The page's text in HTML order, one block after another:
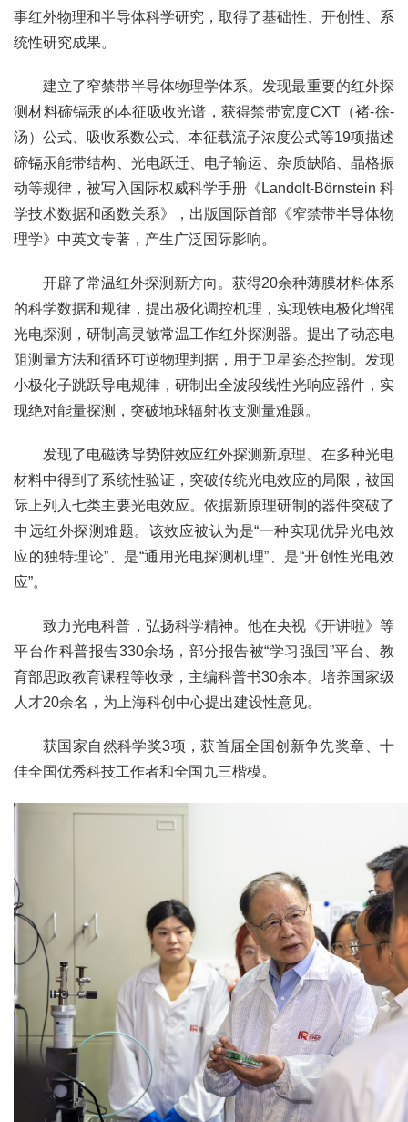
事红外物理和半导体科学研究，取得了基础性、开创性、系
统性研究成果。
建立了窄禁带半导体物理学体系。发现最重要的红外探
测材料碲镉汞的本征吸收光谱，获得禁带宽度CXT（褚-徐-
汤）公式、吸收系数公式、本征载流子浓度公式等19项描述
碲镉汞能带结构、光电跃迁、电子输运、杂质缺陷、晶格振
动等规律，被写入国际权威科学手册《Landolt-Börnstein 科
学技术数据和函数关系》，出版国际首部《窄禁带半导体物
理学》中英文专著，产生广泛国际影响。
开辟了常温红外探测新方向。获得20余种薄膜材料体系
的科学数据和规律，提出极化调控机理，实现铁电极化增强
光电探测，研制高灵敏常温工作红外探测器。提出了动态电
阻测量方法和循环可逆物理判据，用于卫星姿态控制。发现
小极化子跳跃导电规律，研制出全波段线性光响应器件，实
现绝对能量探测，突破地球辐射收支测量难题。
发现了电磁诱导势阱效应红外探测新原理。在多种光电
材料中得到了系统性验证，突破传统光电效应的局限，被国
际上列入七类主要光电效应。依据新原理研制的器件突破了
中远红外探测难题。该效应被认为是“一种实现优异光电效
应的独特理论”、是“通用光电探测机理”、是“开创性光电效
应”。
致力光电科普，弘扬科学精神。他在央视《开讲啦》等
平台作科普报告330余场，部分报告被“学习强国”平台、教
育部思政教育课程等收录，主编科普书30余本。培养国家级
人才20余名，为上海科创中心提出建设性意见。
获国家自然科学奖3项，获首届全国创新争先奖章、十
佳全国优秀科技工作者和全国九三楷模。